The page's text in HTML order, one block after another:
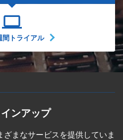
computer
間トライアル
ンアップ
ざまなサービスを提供していま